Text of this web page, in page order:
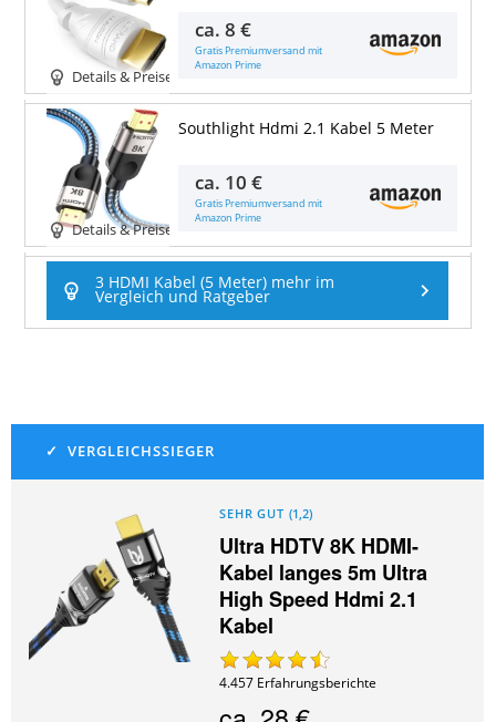
Details & Preise
ca.8 €
Gratis Premiumversand mit
Amazon Prime
Details & Preise
Southlight Hdmi 2.1 Kabel 5 Meter
ca. 10 €
Gratis Premiumversand mit
Amazon Prime
3 HDMI Kabel (5 Meter) mehr im
Vergleich und Ratgeber
SEHR GUT (1,2)
Ultra HDTV 8K HDMI-
Kabel langes 5m Ultra
High Speed Hdmi 2.1
Kabel
4.457 Erfahrungsberichte